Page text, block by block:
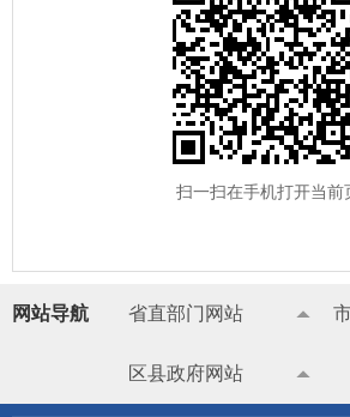
扫一扫在手机打开当前
网站导航 省直部门网站
区县政府网站